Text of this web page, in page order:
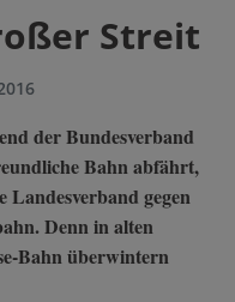
Streit
der Bundesverband
Bahn abfährt,
gegen
Denn in alten
Bahn überwintern